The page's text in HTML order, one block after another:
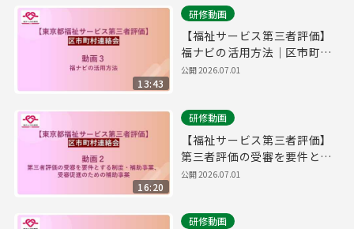
13:43
研修動画
【福祉サービス第三者評価】
福ナビの活用方法｜区市町村
連絡会＃３
公開2026.07.01
16:20
研修動画
【福祉サービス第三者評価】
第三者評価の受審を要件とす
る制度・補助事業｜区市町村
公開2026.07.01
研修動画